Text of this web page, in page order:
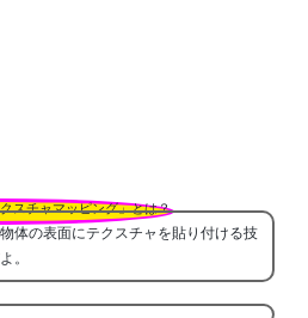
体の表面にテクスチャを貼り付ける技
。